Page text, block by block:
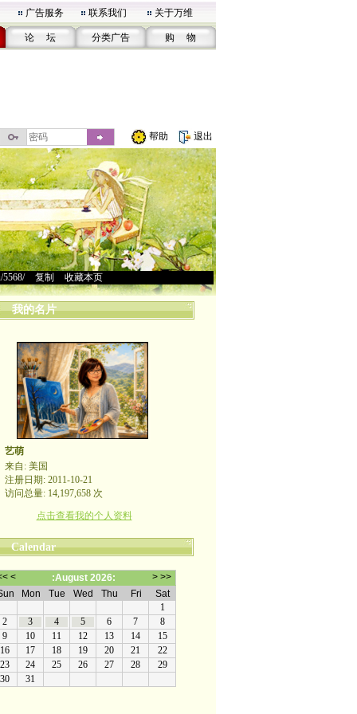
广告服务 联系我们 关于万维
论 坛 分类广告 购 物
帮助 退出
5568/> 复制 收藏本页
我的名片
艺萌
来自: 美国
注册日期: 2011-10-21
访问总量: 14,197,658 次
点击查看我的个人资料
Calendar